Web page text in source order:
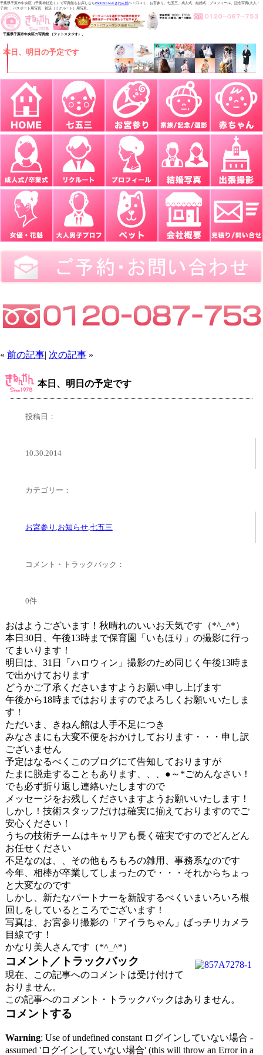
千葉県千葉市中央区（千葉神社近く）で写真館をお探しならPhotoSTAGEきねん館へ！口コミ、お宮参り、七五三、成人式、結婚式、プロフィール、記念写真(大人・
子供) 、パスポート用写真、就活（リクルート）用写真。
千葉県千葉市中央区の写真館 （フォトスタジオ）。
本日、明日の予定です
« 前の記事| 次の記事 »
本日、明日の予定です
投稿日：
10.30.2014
カテゴリー：
お宮参り ,お知らせ,七五三
コメント・トラックバック：
0件
おはようございます！秋晴れのいいお天気です（*^_^*）
本日30日、午後13時まで保育園「いもほり」の撮影に行っ
てまいります！
明日は、31日「ハロウィン」撮影のため同じく午後13時ま
で出かけております
どうかご了承くださいますようお願い申し上げます
午後から18時まではおりますのでよろしくお願いいたしま
す！
ただいま、きねん館は人手不足につき
みなさまにも大変不便をおかけしております・・・申し訳
ございません
予定はなるべくこのブログにて告知しておりますが
たまに脱走することもあります、、、●～*ごめんなさい！
でも必ず折り返し連絡いたしますので
メッセージをお残しくださいますようお願いいたします！
しかし！技術スタッフだけは確実に揃えておりますのでご
安心ください！
うちの技術チームはキャリアも長く確実ですのでどんどん
お任せください
不足なのは、、その他もろもろの雑用、事務系なのです
今年、相棒が卒業してしまったので・・・それからちょっ
と大変なのです
しかし、新たなパートナーを新設するべくいまいろいろ根
回しをしているところでございます！
写真は、お宮参り撮影の「アイラちゃん」ばっチリカメラ
目線です！
かなり美人さんです（*^_^*）
コメント／トラックバック
現在、この記事へのコメントは受け付けて
おりません。
この記事へのコメント・トラックバックはありません。
コメントする
Warning: Use of undefined constant ログインしていない場合 -
assumed 'ログインしていない場合' (this will throw an Error in a